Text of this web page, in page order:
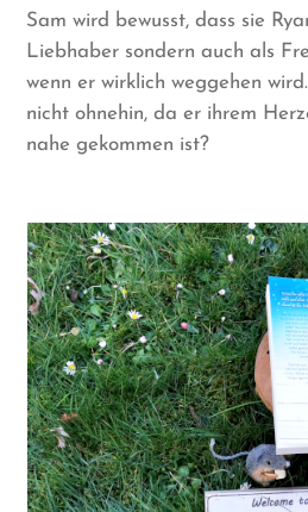
Sam wird bewusst, dass sie
Liebhaber sondern auch als
wenn er wirklich weggehen
nicht ohnehin, da er ihrem
nahe gekommen ist?